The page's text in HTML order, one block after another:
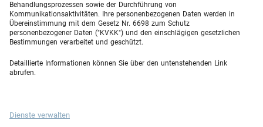
Behandlungsprozessen sowie der Durchführung von
Kommunikationsaktivitäten. Ihre personenbezogenen Daten werden in
Übereinstimmung mit dem Gesetz Nr. 6698 zum Schutz
personenbezogener Daten ("KVKK") und den einschlägigen gesetzlichen
Bestimmungen verarbeitet und geschützt.
Detaillierte Informationen können Sie über den untenstehenden Link
abrufen.
Dienste verwalten
About Erdem
Über uns
Medizinische Einheiten